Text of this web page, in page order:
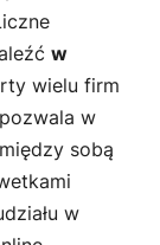
w
wielu firm
w
sobą
w